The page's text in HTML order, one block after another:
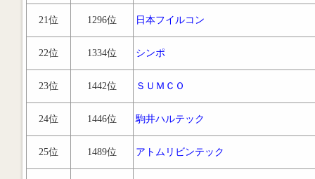
21位 1296位 日本フイルコン
22位 1334位 シンポ
23位 1442位 ＳＵＭＣＯ
24位 1446位 駒井ハルテック
25位 1489位 アトムリビンテック